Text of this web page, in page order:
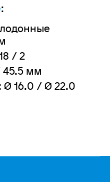
:
/ 2
45.5 мм
Ø 16.0 / Ø 22.0